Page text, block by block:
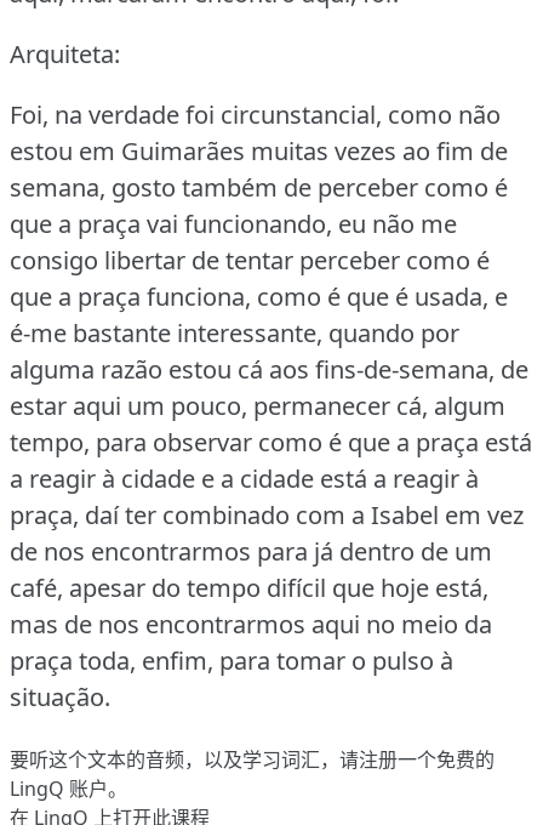
Arquiteta:
Foi, na verdade foi circunstancial, como não
estou em Guimarães muitas vezes ao fim de
semana, gosto também de perceber como é
que a praça vai funcionando, eu não me
consigo libertar de tentar perceber como é
que a praça funciona, como é que é usada, e
é-me bastante interessante, quando por
alguma razão estou cá aos fins-de-semana, de
estar aqui um pouco, permanecer cá, algum
tempo, para observar como é que a praça está
a reagir à cidade e a cidade está a reagir à
praça, daí ter combinado com a Isabel em vez
de nos encontrarmos para já dentro de um
café, apesar do tempo difícil que hoje está,
mas de nos encontrarmos aqui no meio da
praça toda, enfim, para tomar o pulso à
situação.
要听这个文本的音频，以及学习词汇，请注册一个免费的
LingQ 账户。
在 LingQ 上打开此课程